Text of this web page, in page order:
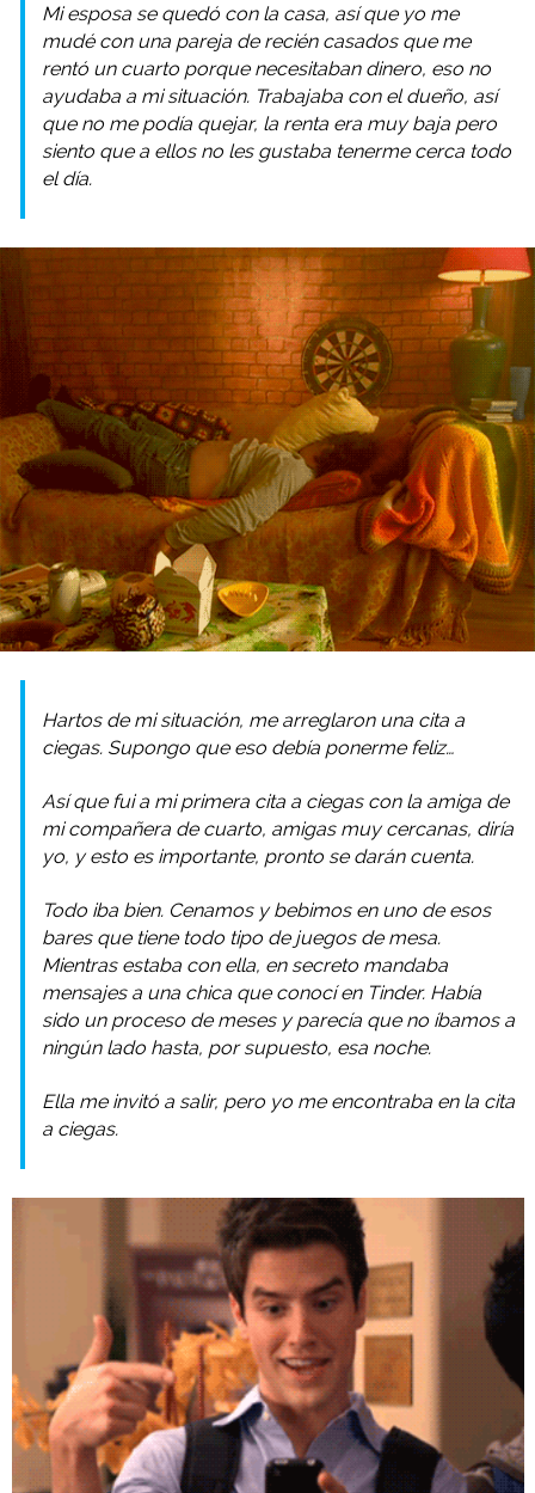
Mi esposa se quedó con la casa, así que yo me
mudé con una pareja de recién casados que me
rentó un cuarto porque necesitaban dinero, eso no
ayudaba a mi situación. Trabajaba con el dueño, así
que no me podía quejar, la renta era muy baja pero
siento que a ellos no les gustaba tenerme cerca todo
el día.
Hartos de mi situación, me arreglaron una cita a
ciegas. Supongo que eso debía ponerme feliz…
Así que fui a mi primera cita a ciegas con la amiga de
mi compañera de cuarto, amigas muy cercanas, diría
yo, y esto es importante, pronto se darán cuenta.
Todo iba bien. Cenamos y bebimos en uno de esos
bares que tiene todo tipo de juegos de mesa.
Mientras estaba con ella, en secreto mandaba
mensajes a una chica que conocí en Tinder. Había
sido un proceso de meses y parecía que no íbamos a
ningún lado hasta, por supuesto, esa noche.
Ella me invitó a salir, pero yo me encontraba en la cita
a ciegas.